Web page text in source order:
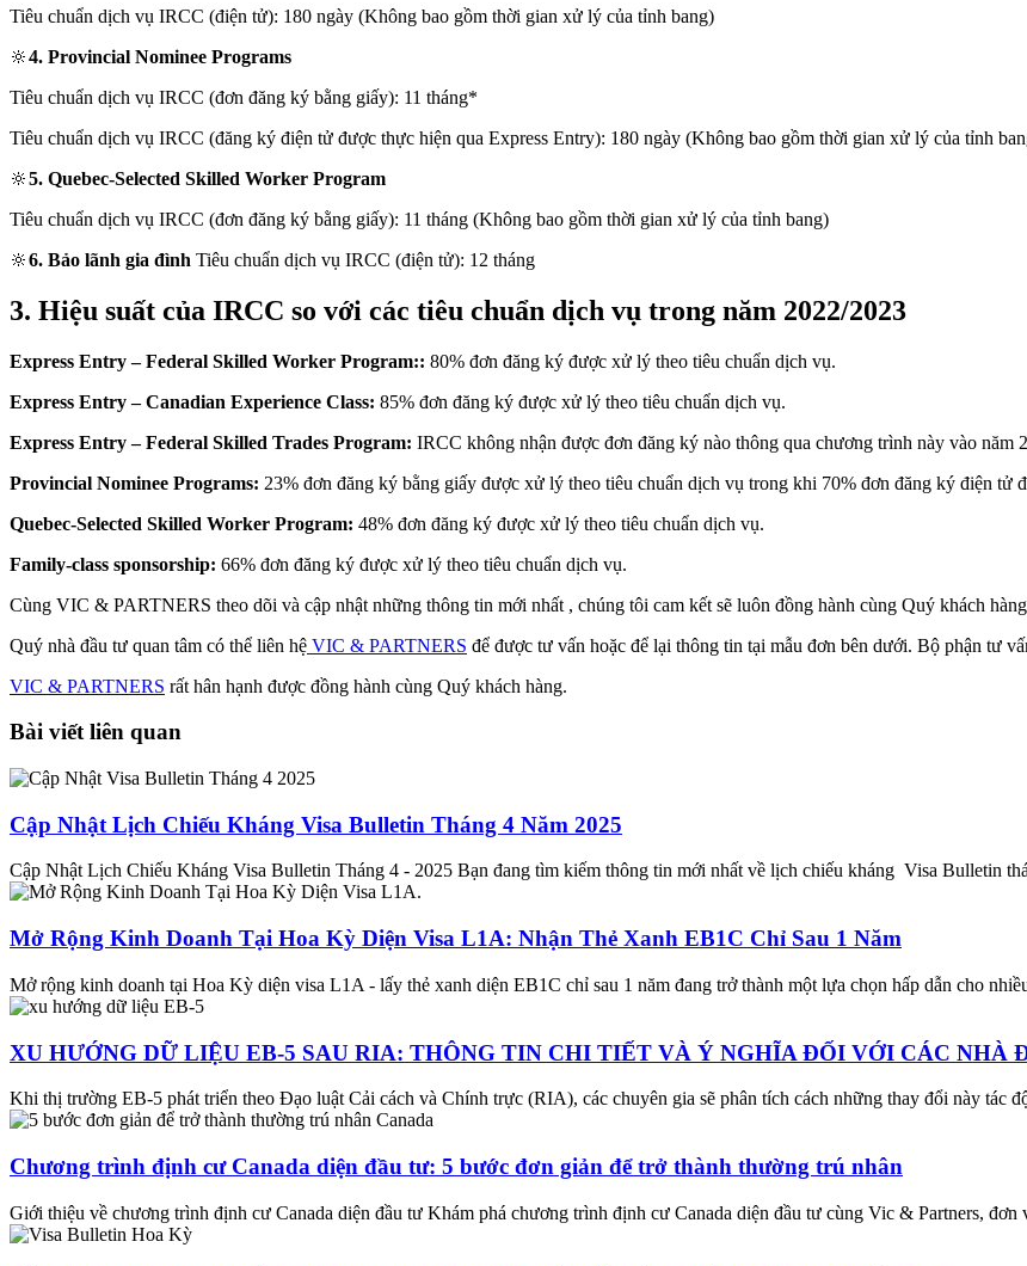
Tiêu chuẩn dịch vụ IRCC (điện tử): 180 ngày (Không bao gồm thời gian xử lý của tỉnh bang)
🔆4. Provincial Nominee Programs
Tiêu chuẩn dịch vụ IRCC (đơn đăng ký bằng giấy): 11 tháng*
Tiêu chuẩn dịch vụ IRCC (đăng ký điện tử được thực hiện qua Express Entry): 180 ngày (Không bao gồm thời gian xử lý của tỉnh
🔆5. Quebec-Selected Skilled Worker Program
Tiêu chuẩn dịch vụ IRCC (đơn đăng ký bằng giấy): 11 tháng (Không bao gồm thời gian xử lý của tỉnh bang)
🔆6. Bảo lãnh gia đình Tiêu chuẩn dịch vụ IRCC (điện tử): 12 tháng
3. Hiệu suất của IRCC so với các tiêu chuẩn dịch vụ trong năm 2022/2023
Express Entry – Federal Skilled Worker Program:: 80% đơn đăng ký được xử lý theo tiêu chuẩn dịch vụ.
Express Entry –Canadian Experience Class: 85% đơn đăng ký được xử lý theo tiêu chuẩn dịch vụ.
Express Entry – Federal Skilled Trades Program: IRCC không nhận được đơn đăng ký nào thông qua chương trình này vào năm
Provincial Nominee Programs: 23% đơn đăng ký bằng giấy được xử lý theo tiêu chuẩn dịch vụ trong khi 70% đơn đăng ký điện tử
Quebec-Selected Skilled Worker Program: 48% đơn đăng ký được xử lý theo tiêu chuẩn dịch vụ.
Family-class sponsorship: 66% đơn đăng ký được xử lý theo tiêu chuẩn dịch vụ.
Cùng VIC & PARTNERS theo dõi và cập nhật những thông tin mới nhất , chúng tôi cam kết sẽ luôn đồng hành cùng Quý khách
Quý nhà đầu tư quan tâm có thể liên hệ VIC & PARTNERS để được tư vấn hoặc để lại thông tin tại mẫu đơn bên dưới. Bộ phận tư
VIC & PARTNERS rất hân hạnh được đồng hành cùng Quý khách hàng.
Bài viết liên quan
Cập Nhật Lịch Chiếu Kháng Visa Bulletin Tháng 4 Năm 2025
Cập Nhật Lịch Chiếu Kháng Visa Bulletin Tháng 4 - 2025 Bạn đang tìm kiếm thông tin mới nhất về lịch chiếu kháng Visa Bulletin
Mở Rộng Kinh Doanh Tại Hoa Kỳ Diện Visa L1A: Nhận Thẻ Xanh EB1C Chỉ Sau 1 Năm
Mở rộng kinh doanh tại Hoa Kỳ diện visa L1A - lấy thẻ xanh diện EB1C chỉ sau 1 năm đang trở thành một lựa chọn hấp dẫn cho
XU HƯỚNG DỮ LIỆU EB-5 SAU RIA: THÔNG TIN CHI TIẾT VÀ Ý NGHĨA ĐỐI VỚI CÁC NHÀ
Khi thị trường EB-5 phát triển theo Đạo luật Cải cách và Chính trực (RIA), các chuyên gia sẽ phân tích cách những thay đổi này tác
Chương trình định cư Canada diện đầu tư: 5 bước đơn giản để trở thành thường trú nhân
Giới thiệu về chương trình định cư Canada diện đầu tư Khám phá chương trình định cư Canada diện đầu tư cùng Vic & Partners, đơn